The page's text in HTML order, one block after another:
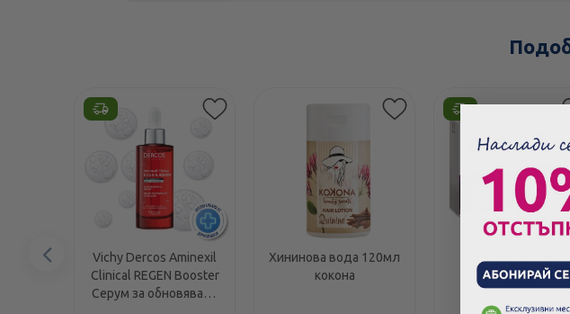
Vichy Dercos Aminexil
Clinical REGEN Booster
Серум за обновяване
Хининова вода 120мл
кокона
таблетки x 30
(биотин)
Предишен
елемент